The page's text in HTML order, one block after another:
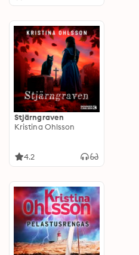
Stjärngraven
Kristina Ohlsson
4.2